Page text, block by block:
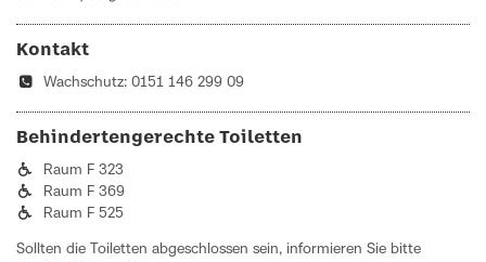
Kontakt
Wachschutz: 0151 146 299 09
Behindertengerechte Toiletten
Raum F 323
Raum F 369
Raum F 525
Sollten die Toiletten abgeschlossen sein, informieren Sie bitte